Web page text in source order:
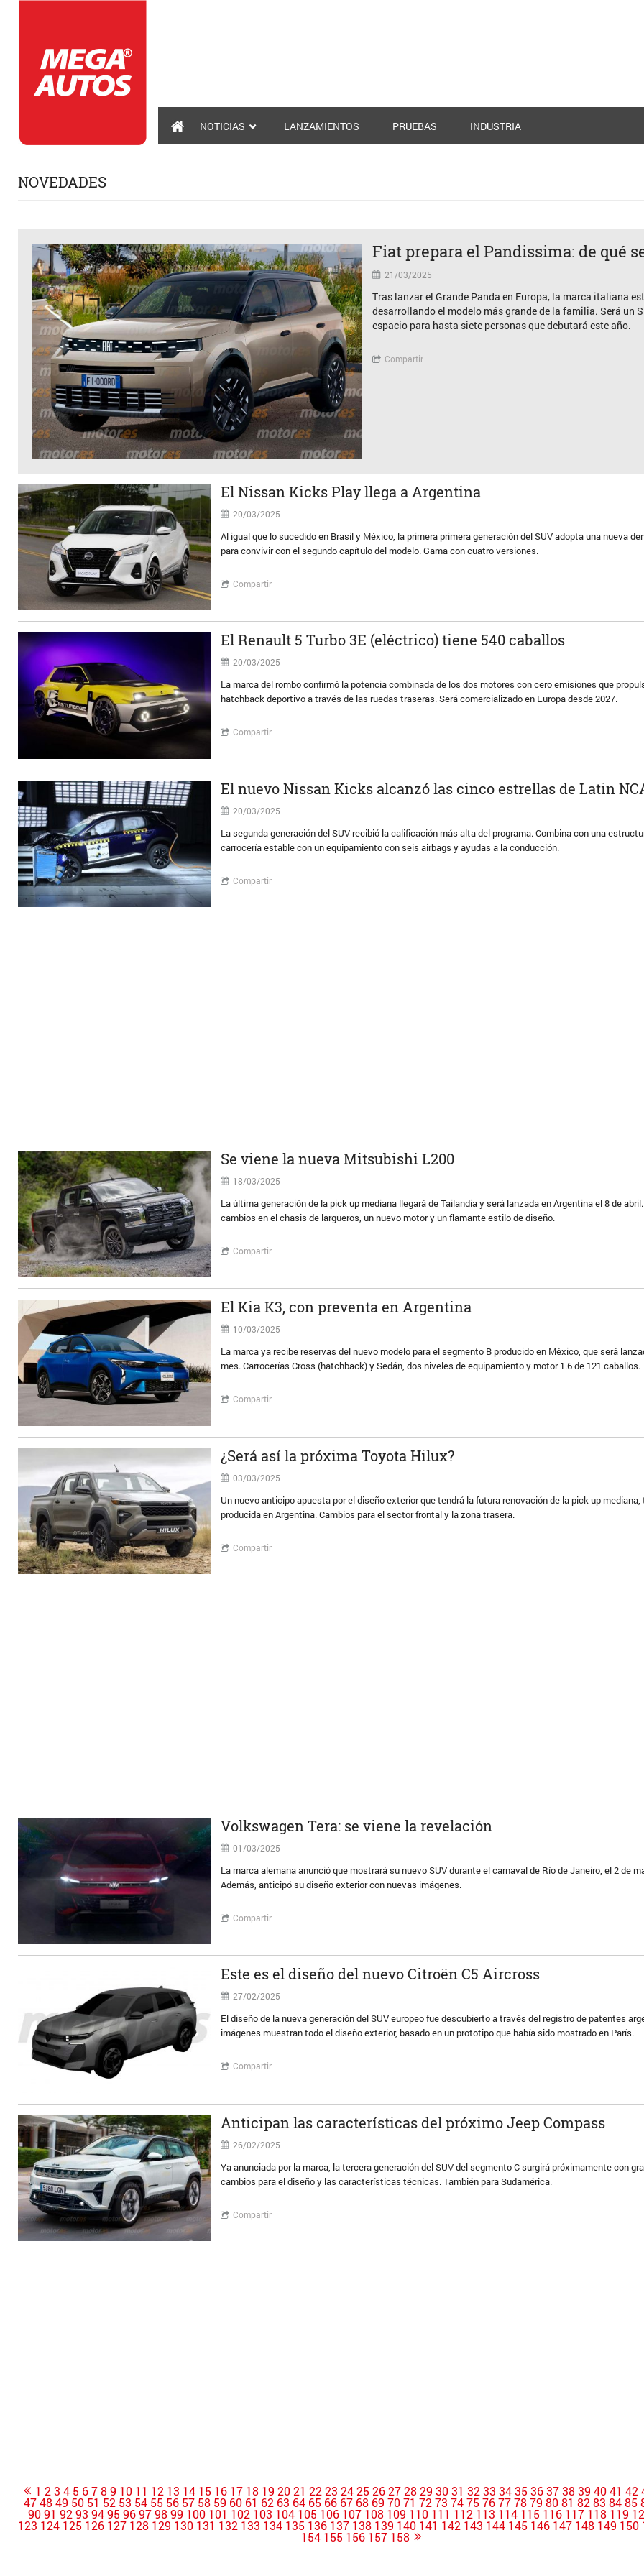
NOTICIAS LANZAMIENTOS PRUEBAS INDUSTRIA
NOVEDADES
Fiat prepara el Pandissima: de qué
21/03/2025
Tras lanzar el Grande Panda en Europa, la marca italiana
desarrollando el modelo más grande de la familia. Será un
espacio para hasta siete personas que debutará este año.
Compartir
El Nissan Kicks Play llega a Argentina
20/03/2025
Al igual que lo sucedido en Brasil y México, la primera primera generación del SUV adopta una nueva
para convivir con el segundo capítulo del modelo. Gama con cuatro versiones.
Compartir
El Renault 5 Turbo 3E (eléctrico) tiene 540 caballos
20/03/2025
La marca del rombo confirmó la potencia combinada de los dos motores con cero emisiones que
hatchback deportivo a través de las ruedas traseras. Será comercializado en Europa desde 2027.
Compartir
El nuevo Nissan Kicks alcanzó las cinco estrellas de Latin
20/03/2025
La segunda generación del SUV recibió la calificación más alta del programa. Combina con una
carrocería estable con un equipamiento con seis airbags y ayudas a la conducción.
Compartir
Se viene la nueva Mitsubishi L200
18/03/2025
La última generación de la pick up mediana llegará de Tailandia y será lanzada en Argentina el 8 de
cambios en el chasis de largueros, un nuevo motor y un flamante estilo de diseño.
Compartir
El Kia K3, con preventa en Argentina
10/03/2025
La marca ya recibe reservas del nuevo modelo para el segmento B producido en México, que será
mes. Carrocerías Cross (hatchback) y Sedán, dos niveles de equipamiento y motor 1.6 de 121 caballos.
Compartir
¿Será así la próxima Toyota Hilux?
03/03/2025
Un nuevo anticipo apuesta por el diseño exterior que tendrá la futura renovación de la pick up mediana,
producida en Argentina. Cambios para el sector frontal y la zona trasera.
Compartir
Volkswagen Tera: se viene la revelación
01/03/2025
La marca alemana anunció que mostrará su nuevo SUV durante el carnaval de Río de Janeiro, el 2 de
Además, anticipó su diseño exterior con nuevas imágenes.
Compartir
Este es el diseño del nuevo Citroën C5 Aircross
27/02/2025
El diseño de la nueva generación del SUV europeo fue descubierto a través del registro de patentes
imágenes muestran todo el diseño exterior, basado en un prototipo que había sido mostrado en París.
Compartir
Anticipan las características del próximo Jeep Compass
26/02/2025
Ya anunciada por la marca, la tercera generación del SUV del segmento C surgirá próximamente con
cambios para el diseño y las características técnicas. También para Sudamérica.
Compartir
1 2 3 4 5 6 7 8 9 10 11 12 13 14 15 16 17 18 19 20 21 22 23 24 25 26 27 28 29 30 31 32 33 34 35 36 37 38 39 40 41 42
47 48 49 50 51 52 53 54 55 56 57 58 59 60 61 62 63 64 65 66 67 68 69 70 71 72 73 74 75 76 77 78 79 80 81 82 83 84 85
90 91 92 93 94 95 96 97 98 99 100 101 102 103 104 105 106 107 108 109 110 111 112 113 114 115 116 117 118 119
123 124 125 126 127 128 129 130 131 132 133 134 135 136 137 138 139 140 141 142 143 144 145 146 147 148 149 150
154 155 156 157 158